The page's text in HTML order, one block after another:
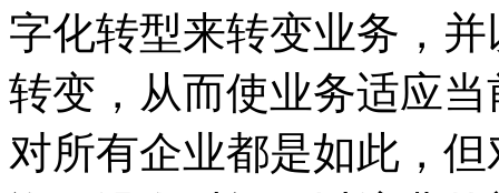
字化转型来转变业务，
转变，从而使业务适应
对所有企业都是如此，